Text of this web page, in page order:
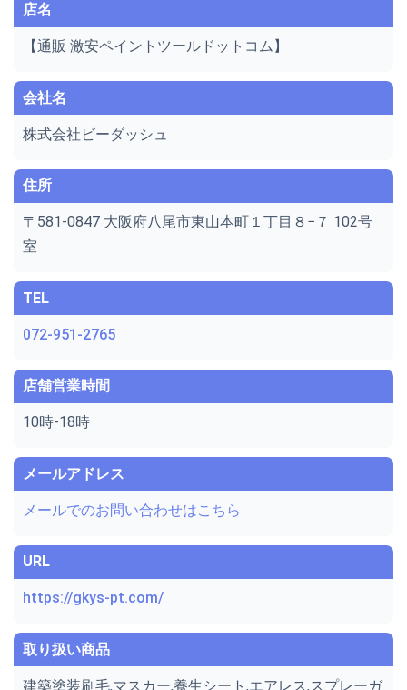
店名
【通販 激安ペイントツールドットコム】
会社名
株式会社ビーダッシュ
住所
〒581-0847 大阪府八尾市東山本町１丁目８−７ 102号
室
TEL
072-951-2765
店舗営業時間
10時-18時
メールアドレス
メールでのお問い合わせはこちら
URL
https://gkys-pt.com/
取り扱い商品
建築塗装刷毛,マスカー,養生シート,エアレス,スプレーガ